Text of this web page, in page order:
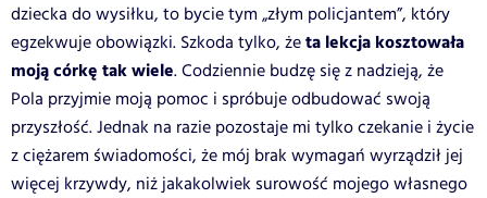
dziecka do wysiłku, to bycie tym „złym policjantem”, który
egzekwuje obowiązki. Szkoda tylko, żeta lekcja kosztowała
moją córkę tak wiele. Codziennie budzę się z nadzieją, że
Pola przyjmie moją pomoc i spróbuje odbudować swoją
przyszłość. Jednak na razie pozostaje mi tylko czekanie i życie
z ciężarem świadomości, że mój brak wymagań wyrządził jej
więcej krzywdy, niż jakakolwiek surowość mojego własnego